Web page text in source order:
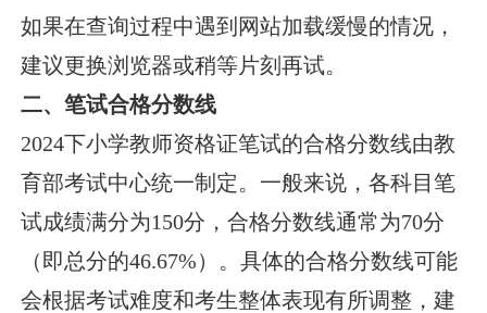
如果在查询过程中遇到网站加载缓慢的情况，
建议更换浏览器或稍等片刻再试。
二、笔试合格分数线
2024下小学教师资格证笔试的合格分数线由教
育部考试中心统一制定。一般来说，各科目笔
试成绩满分为150分，合格分数线通常为70分
（即总分的46.67%）。具体的合格分数线可能
会根据考试难度和考生整体表现有所调整，建